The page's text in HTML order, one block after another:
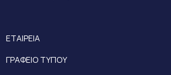
ΕΤΑΙΡΕΙΑ
ΓΡΑΦΕΙΟ ΤΥΠΟΥ